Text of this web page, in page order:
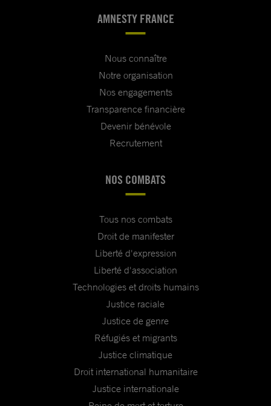
AMNESTY FRANCE
Nous connaître
Notre organisation
Nos engagements
Transparence financière
Devenir bénévole
Recrutement
NOS COMBATS
Tous nos combats
Droit de manifester
Liberté d'expression
Liberté d'association
Technologies et droits humains
Justice raciale
Justice de genre
Réfugiés et migrants
Justice climatique
Droit international humanitaire
Justice internationale